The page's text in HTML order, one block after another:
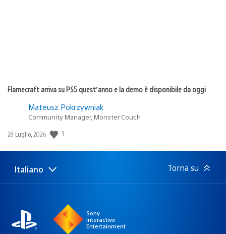
Flamecraft arriva su PS5 quest’anno e la demo è disponibile da oggi
Mateusz Pokrzywniak
Community Manager, Monster Couch
Data
pubblicazione:
28 Luglio, 2026 3
Seleziona
Regione
Italiano Torna su
Sony
Interactive
Entertainment